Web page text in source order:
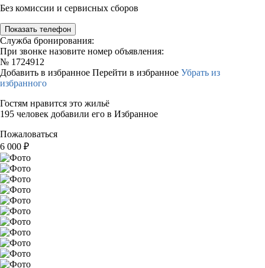
Без комиссии и сервисных сборов
Показать телефон
Служба бронирования:
При звонке назовите номер объявления:
№ 1724912
Добавить в избранное Перейти в избранное Убрать из
избранного
Гостям нравится это жильё
195 человек добавили его в Избранное
Пожаловаться
6 000 ₽